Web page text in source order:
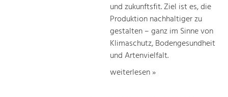
Steigerung regionaler Wertschöpfungund zukunftsfit. Ziel ist es, die
Produktion nachhaltiger zu
gestalten – ganz im Sinne von
Klimaschutz, Bodengesundheit
und Artenvielfalt.
weiterlesen »